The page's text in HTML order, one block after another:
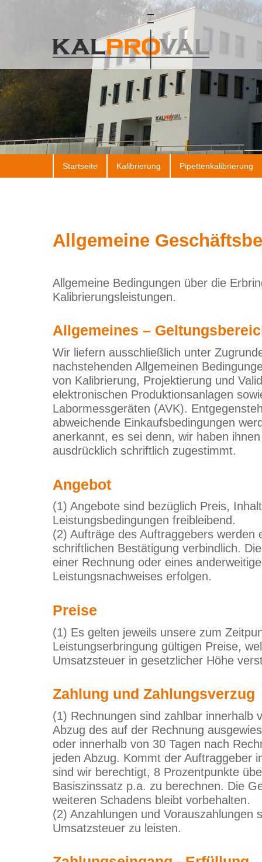
Startseite Kalibrierung Pipettenkalibrierung
Allgemeine
Allgemeine Bedingungen über die
Kalibrierungsleistungen.
Allgemeines –
Wir liefern ausschließlich unter
nachstehenden Allgemeinen
von Kalibrierung, Projektierung und
elektronischen Produktionsanlagen
Labormessgeräten (AVK).
abweichende Einkaufsbedingungen
anerkannt, es sei denn, wir haben
ausdrücklich schriftlich zugestimmt.
Angebot
(1) Angebote sind bezüglich Preis,
Leistungsbedingungen freibleibend.
(2) Aufträge des Auftraggebers werden
schriftlichen Bestätigung verbindlich.
einer Rechnung oder eines
Leistungsnachweises erfolgen.
Preise
(1) Es gelten jeweils unsere zum
Leistungserbringung gültigen Preise,
Umsatzsteuer in gesetzlicher Höhe
Zahlung und Zahlungsverzug
(1) Rechnungen sind zahlbar innerhalb
Abzug des auf der Rechnung
oder innerhalb von 30 Tagen nach
jeden Abzug. Kommt der Auftraggeber
sind wir berechtigt, 8 Prozentpunkte
Basiszinssatz p.a. zu berechnen. Die
weiteren Schadens bleibt vorbehalten.
(2) Anzahlungen und Vorauszahlungen
Umsatzsteuer zu leisten.